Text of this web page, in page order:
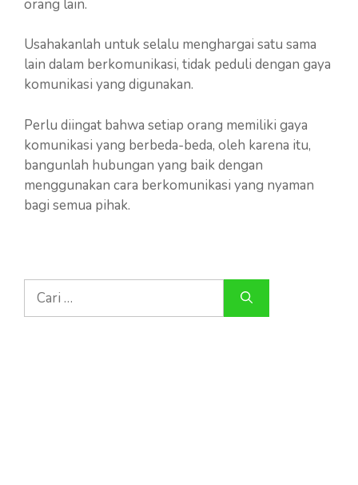
orang lain.
Usahakanlah untuk selalu menghargai satu sama
lain dalam berkomunikasi, tidak peduli dengan gaya
komunikasi yang digunakan.
Perlu diingat bahwa setiap orang memiliki gaya
komunikasi yang berbeda-beda, oleh karena itu,
bangunlah hubungan yang baik dengan
menggunakan cara berkomunikasi yang nyaman
bagi semua pihak.
Cari
untuk: